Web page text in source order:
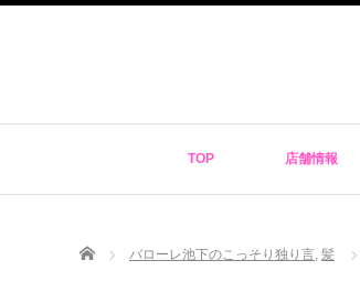
TOP 店舗情報
Home バローレ池下のこっそり独り言, 髪